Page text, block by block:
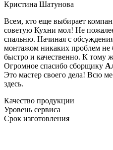
Кристина Шатунова
Всем, кто еще выбирает
советую Кухни мол! Не
спальню. Начиная с обсуждения
монтажом никаких проблем не
быстро и качественно. К тому
Огромное спасибо сборщику
Это мастер своего дела! Всю
здесь.
Качество продукции
Уровень сервиса
Срок изготовления